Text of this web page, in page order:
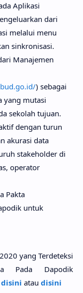
Aplikasi
dari
melalui menu
sinkronisasi.
Manajemen
) sebagai
yang mutasi
sekolah tujuan.
dengan turun
akurasi data
stakeholder di
operator
Pakta
untuk
yang Terdeteksi
Pada Dapodik
disini atau disini